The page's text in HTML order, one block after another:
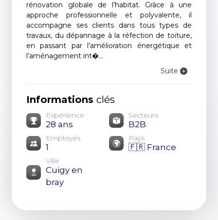
rénovation globale de l’habitat. Grâce à une
approche professionnelle et polyvalente, il
accompagne ses clients dans tous types de
travaux, du dépannage à la réfection de toiture,
en passant par l’amélioration énergétique et
l’aménagement int�...
Suite
Informations clés
Expérience
28 ans
Secteurs
B2B
Employés
1
Pays
🇫🇷 France
Ville
Cuigy en
bray